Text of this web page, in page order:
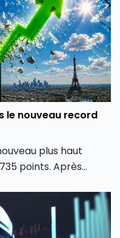
le nouveau record
plus haut
points. Après
une dynamique
record de
cette envolée du